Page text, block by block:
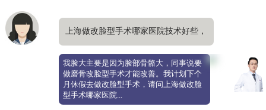
上海做改脸型手术哪家医院技术好些，
真的可以改变方脸吗
我脸大主要是因为脸部骨骼大，同事说要
做磨骨改脸型手术才能改善。我计划下个
月休假去做改脸型手术，请问上海做改脸
型手术哪家医院...